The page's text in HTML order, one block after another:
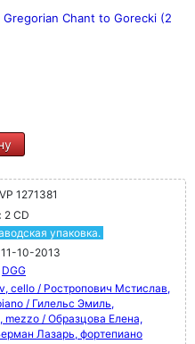
Chant to Gorecki (2
1271381
2 CD
упаковка.
11-10-2013
DGG
cello / Ростропович Мстислав,
/ Гилельс Эмиль,
mezzo / Образцова Елена,
Лазарь, фортепиано